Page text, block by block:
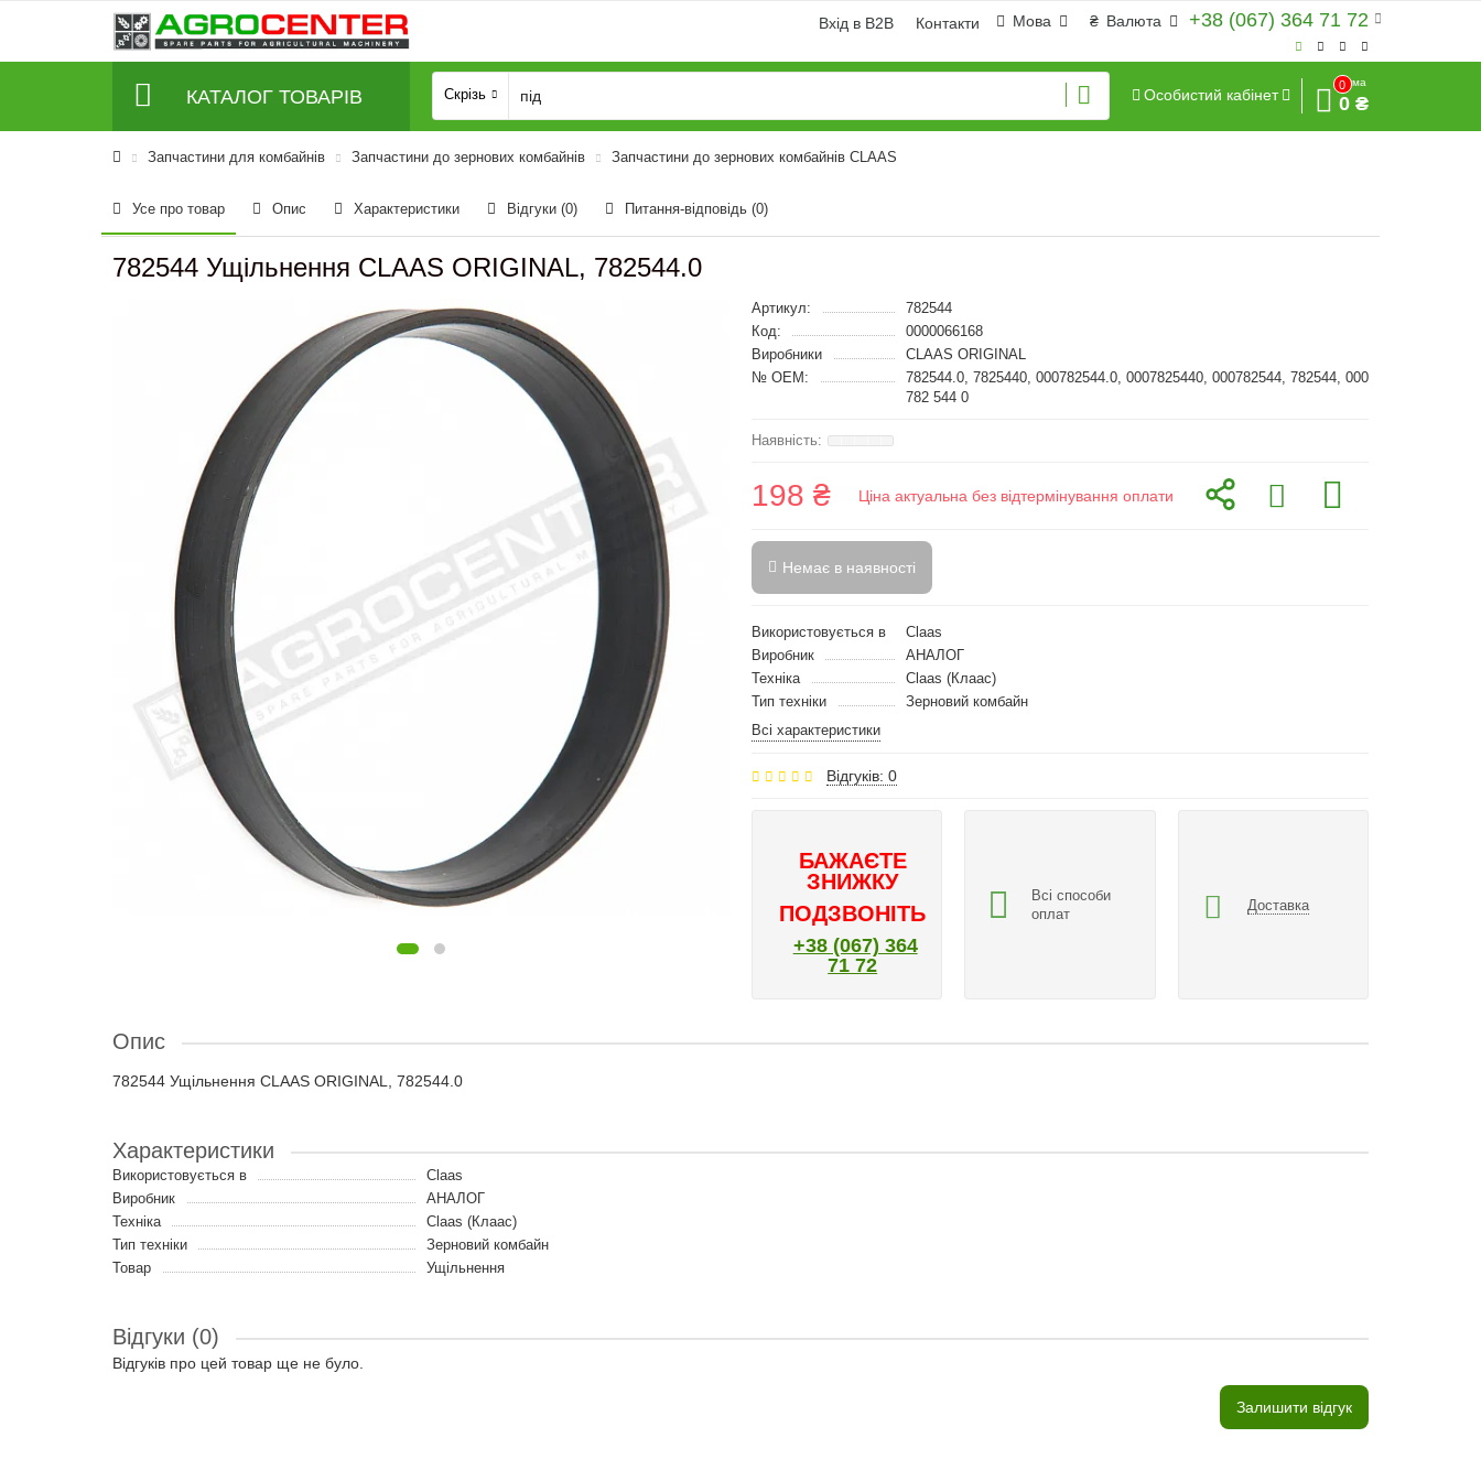
+38 (067) 364 71 72
₴ Валюта
Мова
Вхід в B2B Контакти
КАТАЛОГ ТОВАРІВ Скрізь Особистий кабінет
0
Сума
0 ₴
Запчастини для комбайнів Запчастини до зернових комбайнів Запчастини до зернових комбайнів CLAAS
Усе про товар Опис Характеристики Відгуки (0) Питання-відповідь (0)
782544 Ущільнення CLAAS ORIGINAL, 782544.0
Артикул:
782544
Код:
0000066168
Виробники
CLAAS ORIGINAL
№ OEM:
782544.0, 7825440, 000782544.0, 0007825440, 000782544, 782544, 000
782 544 0
198 ₴ Ціна актуальна без відтермінування оплати
Немає в наявності
Використовується в
Claas
Виробник
АНАЛОГ
Техніка
Claas (Клаас)
Тип техніки
Зерновий комбайн
Всі характеристики
Відгуків: 0
БАЖАЄТЕ
ЗНИЖКУ
ПОДЗВОНІТЬ
+38 (067) 364
71 72
Всі способи
оплат
Доставка
Опис
782544 Ущільнення CLAAS ORIGINAL, 782544.0
Характеристики
Використовується в
Claas
Виробник
АНАЛОГ
Техніка
Claas (Клаас)
Тип техніки
Зерновий комбайн
Товар
Ущільнення
Відгуки (0)
Відгуків про цей товар ще не було.
Залишити відгук